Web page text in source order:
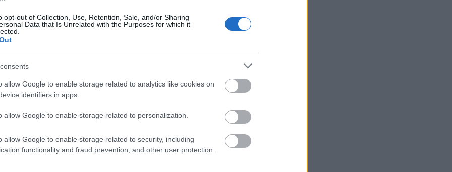
opt-out of Collection, Use, Retention, Sale, and/or Sharing
Data that Is Unrelated with the Purposes for which it
allow Google to enable storage related to analytics like cookies on
identifiers in apps.
allow Google to enable storage related to personalization.
allow Google to enable storage related to security, including
functionality and fraud prevention, and other user protection.